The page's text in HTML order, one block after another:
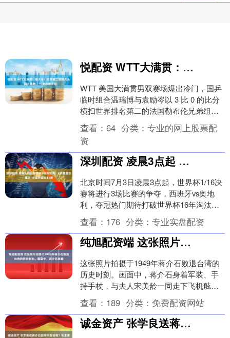
悦配资 WTT大满贯：爆大冷！世界第二被剃光头，国乒连胜，18岁小将立功
WTT 美国大满贯男双赛场爆出冷门，国乒
临时组合温瑞博与袁励岑以 3 比 0 的比分
横扫世界排名第二的法国勒布伦兄弟组
合，将赛会夺冠热门淘汰出局。 勒布伦兄
弟为....
查看： 64 分类： 专业的网上股票配
资
深圳配资 凌晨3点起 世界杯3场淘汰赛！C罗魔笛生死决 16强将诞生13席
北京时间7月3日凌晨3点起，世界杯1/16决
赛将进行3场比赛的争夺，西班牙vs奥地
利，夺冠热门期待打破世界杯16年淘汰赛
必输的魔咒；葡萄牙vs克罗地亚，C罗和
莫....
查看： 176 分类： 专业实盘配资
纯旭配资端 这张照片拍摄于1949年蒋介石败退台湾的历史时刻。画面中，蒋介石身着
这张照片拍摄于1949年蒋介石败退台湾的
历史时刻。画面中，蒋介石身着军装、手
持手杖，与夫人宋美龄一同走下飞机舷
梯，神情凝重。这一场景标志着国民党政
权在大陆的终结....
查看： 189 分类： 免费配资网站
诚金资产 张学良送蒋介石回南京是幼稚？毛主席道破天机：不去，内战停不了